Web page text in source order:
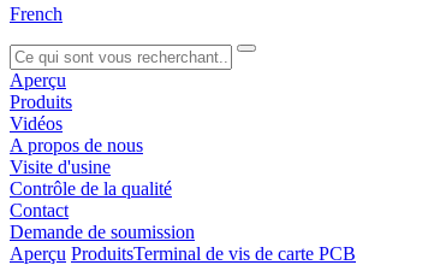
French
search
Aperçu
Produits
Vidéos
A propos de nous
Visite d'usine
Contrôle de la qualité
Contact
Demande de soumission
Aperçu ProduitsTerminal de vis de carte PCB